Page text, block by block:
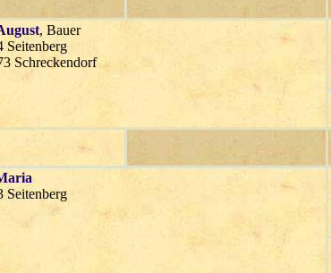
, Bauer
Seitenberg
Schreckendorf
Seitenberg